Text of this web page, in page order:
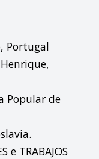
Portugal
Popular de
e TRABAJOS